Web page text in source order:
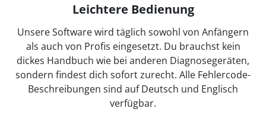
Leichtere Bedienung
Unsere Software wird täglich sowohl von Anfängern
als auch von Profis eingesetzt. Du brauchst kein
dickes Handbuch wie bei anderen Diagnosegeräten,
sondern findest dich sofort zurecht. Alle Fehlercode-
Beschreibungen sind auf Deutsch und Englisch
verfügbar.